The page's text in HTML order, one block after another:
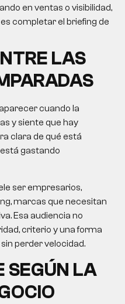
en ventas o visibilidad,
completar el briefing de
LAS
cuando la
y siente que hay
clara de qué está
gastando
ser empresarios,
marcas que necesitan
Esa audiencia no
criterio y una forma
perder velocidad.
SEGÚN LA